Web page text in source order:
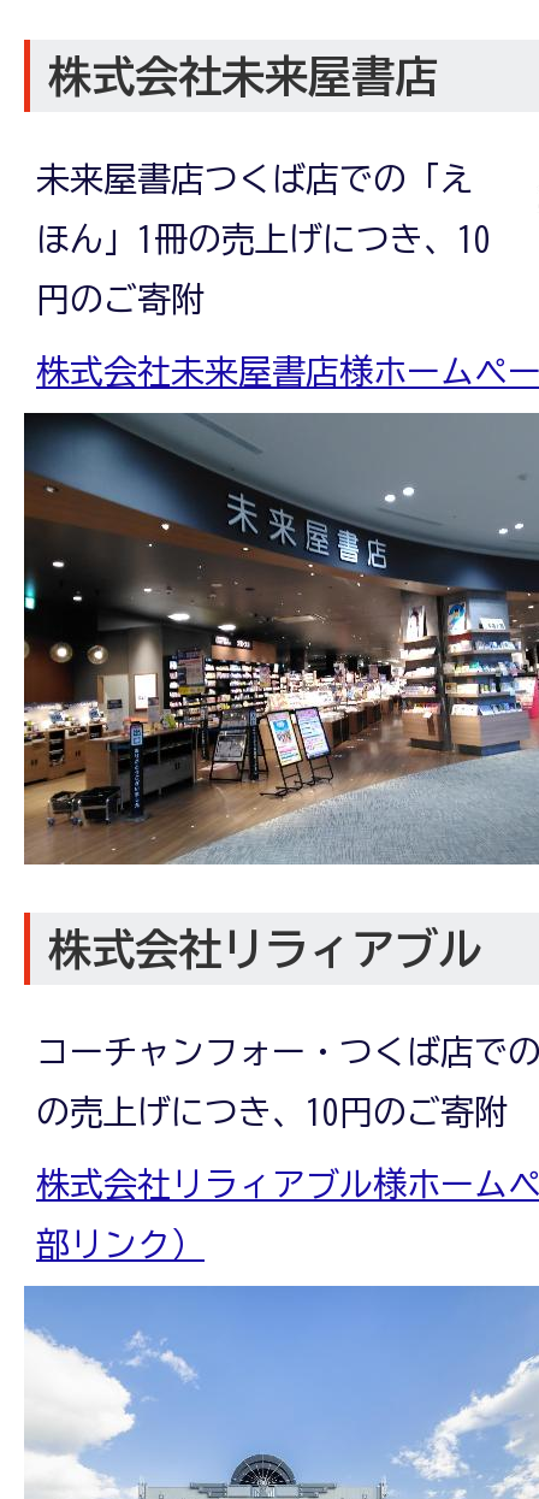
株式会社未来屋書店
未来屋書店つくば店での「え
ほん」1冊の売上げにつき、10
円のご寄附
株式会社未来屋書店様ホームペ
株式会社リラィアブル
コーチャンフォー・つくば店で
の売上げにつき、10円のご寄附
株式会社リラィアブル様ホーム
部リンク）